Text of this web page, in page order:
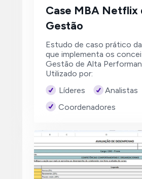
Case MBA Netflix
Gestão
Estudo de caso prático
que implementa os
Gestão de Alta
Utilizado por:
Líderes Analistas
Coordenadores